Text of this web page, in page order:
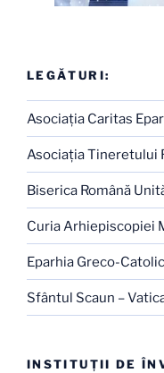
LEGĂTURI:
Asociaţia Caritas
Asociaţia Tineretului
Biserica Română
Curia Arhiepiscopiei
Eparhia Greco-
Sfântul Scaun –
INSTITUŢII DE